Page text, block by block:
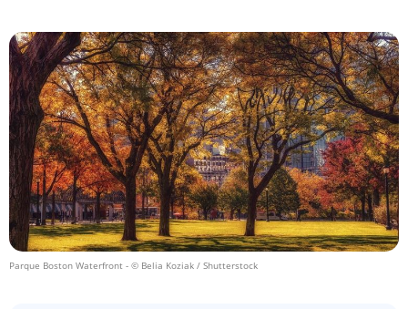
Parque Boston Waterfront - © Belia Koziak / Shutterstock